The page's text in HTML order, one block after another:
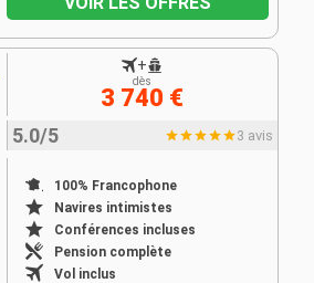
5.0/5 3 avis
100% Francophone
Navires intimistes
Conférences incluses
Pension complète
Vol inclus
+
dès
3 740 €